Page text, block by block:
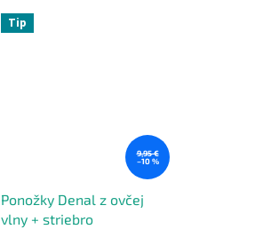
Tip
9,95 €
–10 %
Ponožky Denal z ovčej
vlny + striebro